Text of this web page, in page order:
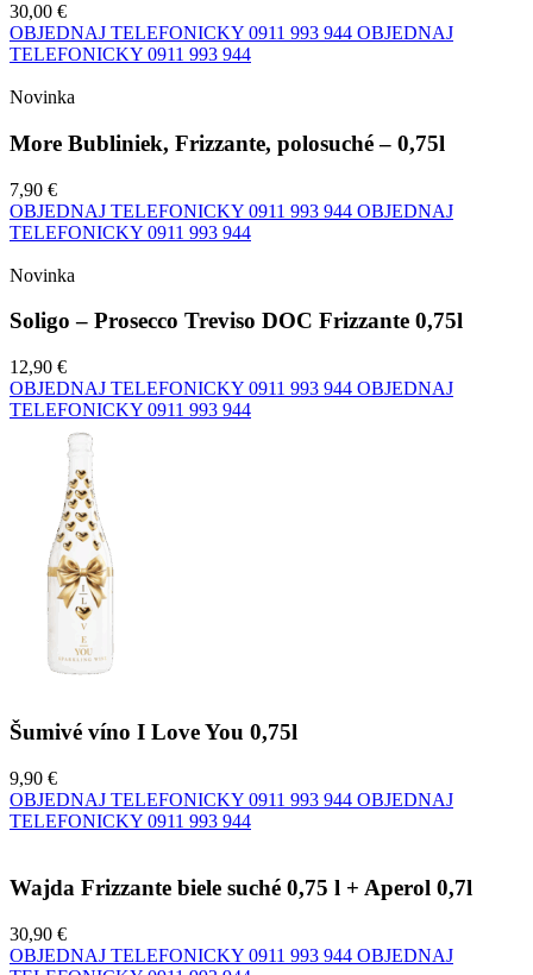
30,00 €
OBJEDNAJ TELEFONICKY 0911 993 944 OBJEDNAJ
TELEFONICKY 0911 993 944
Novinka
More Bubliniek, Frizzante, polosuché – 0,75l
7,90 €
OBJEDNAJ TELEFONICKY 0911 993 944 OBJEDNAJ
TELEFONICKY 0911 993 944
Novinka
Soligo – Prosecco Treviso DOC Frizzante 0,75l
12,90 €
OBJEDNAJ TELEFONICKY 0911 993 944 OBJEDNAJ
TELEFONICKY 0911 993 944
Šumivé víno I Love You 0,75l
9,90 €
OBJEDNAJ TELEFONICKY 0911 993 944 OBJEDNAJ
TELEFONICKY 0911 993 944
Wajda Frizzante biele suché 0,75 l + Aperol 0,7l
30,90 €
OBJEDNAJ TELEFONICKY 0911 993 944 OBJEDNAJ